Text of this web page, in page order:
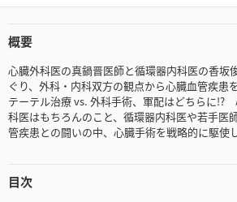
概要
心臓外科医の真鍋晋医師と循環器内科医の香坂
ぐり、外科・内科双方の観点から心臓血管疾患
テーテル治療 vs. 外科手術、軍配はどちらに!?
科医はもちろんのこと、循環器内科医や若手医
管疾患との闘いの中、心臓手術を戦略的に駆使
目次